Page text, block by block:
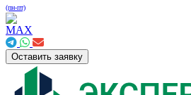
(пн-пт)
Оставить заявку